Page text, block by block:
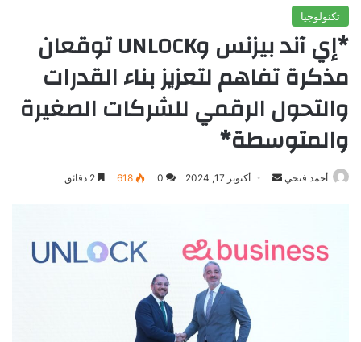
تكنولوجيا
*إي آند بيزنس وUNLOCK توقعان
مذكرة تفاهم لتعزيز بناء القدرات
والتحول الرقمي للشركات الصغيرة
والمتوسطة*
أحمد فتحي
أرسل أكتوبر 17, 2024 0
618